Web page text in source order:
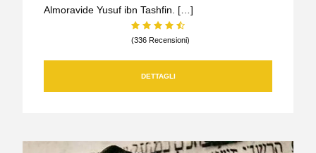
Almoravide Yusuf ibn Tashfin. […]
(336 Recensioni)
DETTAGLI